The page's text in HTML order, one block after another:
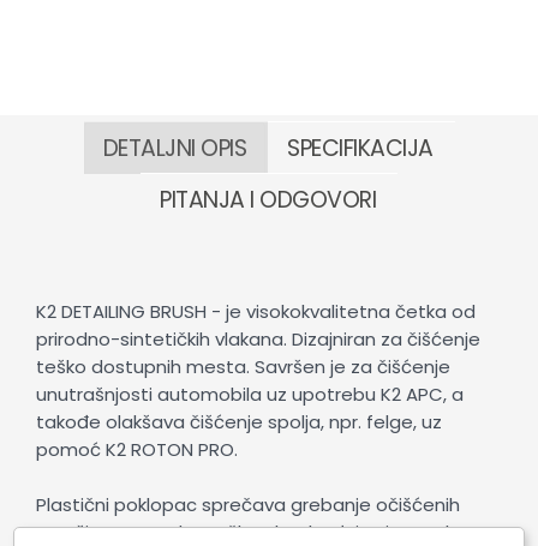
DETALJNI OPIS
SPECIFIKACIJA
PITANJA I ODGOVORI
K2 DETAILING BRUSH - je visokokvalitetna četka od
prirodno-sintetičkih vlakana. Dizajniran za čišćenje
teško dostupnih mesta. Savršen je za čišćenje
unutrašnjosti automobila uz upotrebu K2 APC, a
takođe olakšava čišćenje spolja, npr. felge, uz
pomoć K2 ROTON PRO.
Plastični poklopac sprečava grebanje očišćenih
površina, a zgodna ručka obezbeđuje siguran hvat.